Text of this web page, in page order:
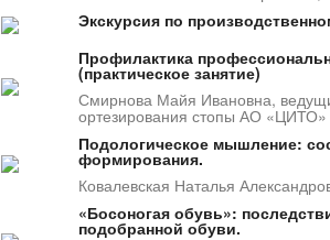
Экскурсия по
Профилактика
(практическое занятие)
Смирнова Майя Ивановна,
ортезирования стопы АО «ЦИТО»
Подологическое мышление:
формирования.
Ковалевская Наталья
«Босоногая обувь»:
подобранной обуви.